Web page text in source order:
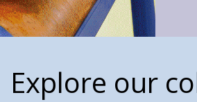
Explore our